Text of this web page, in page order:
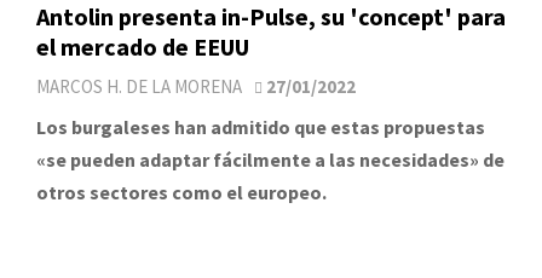
Antolin presenta in-Pulse, su 'concept' para
el mercado de EEUU
MARCOS H. DE LA MORENA 27/01/2022
Los burgaleses han admitido que estas propuestas
«se pueden adaptar fácilmente a las necesidades» de
otros sectores como el europeo.